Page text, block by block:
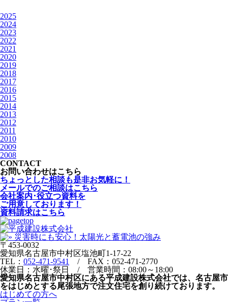
2025
2024
2023
2022
2021
2020
2019
2018
2017
2016
2015
2014
2013
2012
2011
2010
2009
2008
CONTACT
お問い合わせはこちら
ちょっとした相談も是非お気軽に！
メールでのご相談はこちら
会社案内･役立つ資料を
ご用意しております！
資料請求はこちら
〒453-0032
愛知県名古屋市中村区塩池町1-17-22
TEL： 052-471-9541
/ FAX：052-471-2770
休業日：水曜･祭日 / 営業時間：08:00～18:00
愛知県名古屋市中村区にある平成建設株式会社では、名古屋市
をはじめとする尾張地方で注文住宅を創り続けております。
はじめての方へ